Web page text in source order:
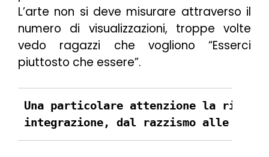
L’arte non si deve misurare attraverso il
numero di visualizzazioni, troppe volte
vedo ragazzi che vogliono “Esserci
piuttosto che essere”.
Una particolare attenzione la
integrazione, dal razzismo alle